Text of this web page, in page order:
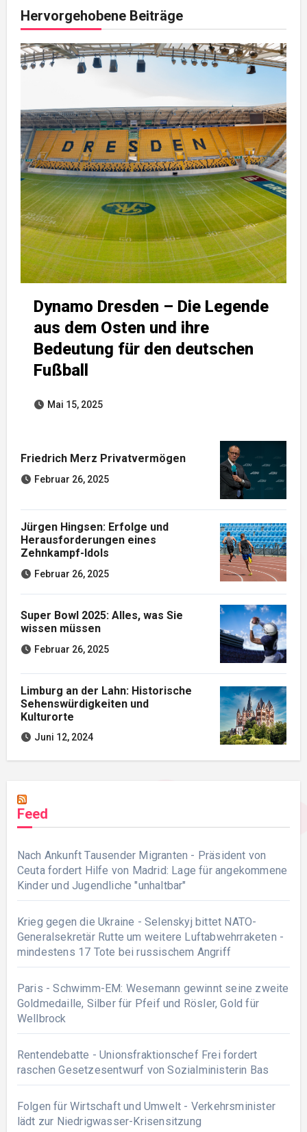
Hervorgehobene Beiträge
Dynamo Dresden – Die Legende
aus dem Osten und ihre
Bedeutung für den deutschen
Fußball
Mai 15, 2025
Friedrich Merz Privatvermögen
Februar 26, 2025
Jürgen Hingsen: Erfolge und
Herausforderungen eines
Zehnkampf-Idols
Februar 26, 2025
Super Bowl 2025: Alles, was Sie
wissen müssen
Februar 26, 2025
Limburg an der Lahn: Historische
Sehenswürdigkeiten und
Kulturorte
Juni 12, 2024
Feed
Nach Ankunft Tausender Migranten - Präsident von
Ceuta fordert Hilfe von Madrid: Lage für angekommene
Kinder und Jugendliche "unhaltbar"
Krieg gegen die Ukraine - Selenskyj bittet NATO-
Generalsekretär Rutte um weitere Luftabwehrraketen -
mindestens 17 Tote bei russischem Angriff
Paris - Schwimm-EM: Wesemann gewinnt seine zweite
Goldmedaille, Silber für Pfeif und Rösler, Gold für
Wellbrock
Rentendebatte - Unionsfraktionschef Frei fordert
raschen Gesetzesentwurf von Sozialministerin Bas
Folgen für Wirtschaft und Umwelt - Verkehrsminister
lädt zur Niedrigwasser-Krisensitzung